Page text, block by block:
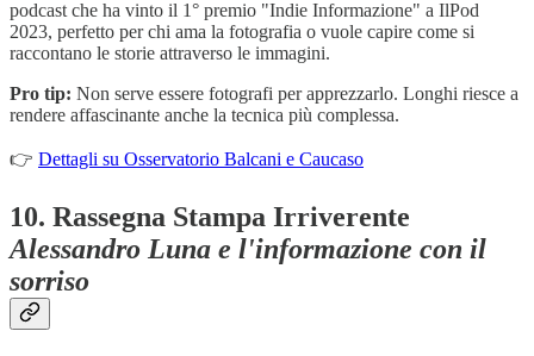
podcast che ha vinto il 1° premio "Indie Informazione" a IlPod
2023, perfetto per chi ama la fotografia o vuole capire come si
raccontano le storie attraverso le immagini.
Pro tip: Non serve essere fotografi per apprezzarlo. Longhi riesce a
rendere affascinante anche la tecnica più complessa.
👉 Dettagli su Osservatorio Balcani e Caucaso
10. Rassegna Stampa Irriverente
Alessandro Luna e l'informazione con il
sorriso